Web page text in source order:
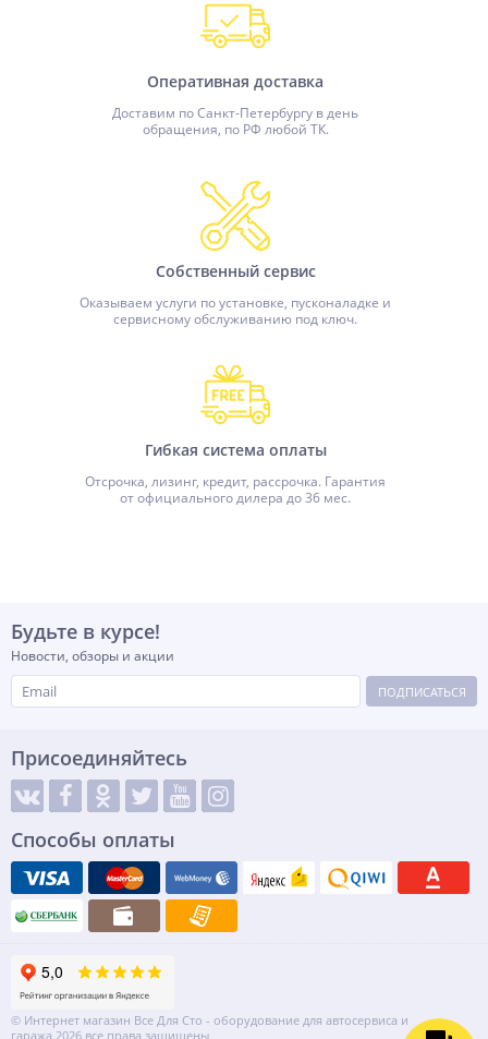
Оперативная доставка
Доставим по Санкт-Петербургу в день
обращения, по РФ любой ТК.
Собственный сервис
Оказываем услуги по установке, пусконаладке и
сервисному обслуживанию под ключ.
Гибкая система оплаты
Отсрочка, лизинг, кредит, рассрочка. Гарантия
от официального дилера до 36 мес.
Будьте в курсе!
Новости, обзоры и акции
ПОДПИСАТЬСЯ
Присоединяйтесь
Способы оплаты
© Интернет магазин Все Для Сто - оборудование для автосервиса и
гаража 2026 все права защищены